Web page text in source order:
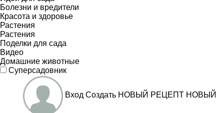
Болезни и вредители
Красота и здоровье
Растения
Растения
Поделки для сада
Видео
Домашние животные
Суперсадовник
Вход Создать НОВЫЙ РЕЦЕПТ НОВЫЙ